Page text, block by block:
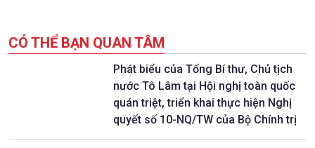
CÓ THỂ BẠN QUAN TÂM
Phát biểu của Tổng Bí thư, Chủ tịch
nước Tô Lâm tại Hội nghị toàn quốc
quán triệt, triển khai thực hiện Nghị
quyết số 10-NQ/TW của Bộ Chính trị